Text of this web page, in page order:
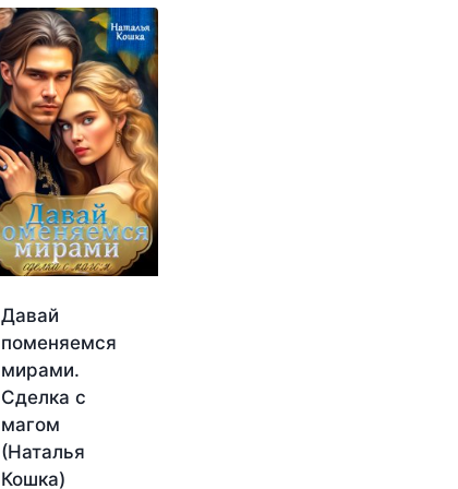
Давай
поменяемся
мирами.
Сделка с
магом
(Наталья
Кошка)